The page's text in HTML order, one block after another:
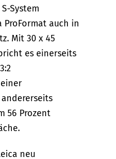
System
auch in
Mit 30 x 45
es einerseits
56 Prozent
neu